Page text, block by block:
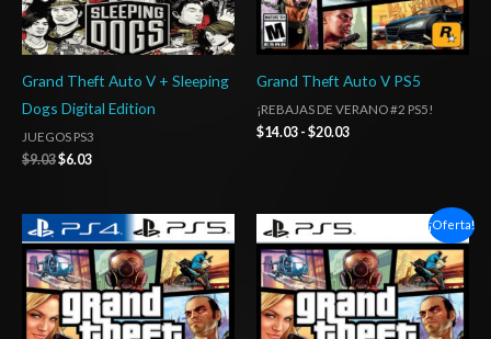
Grand Theft Auto V + Sleeping
Dogs Digital Edition
JUEGOS PS3
$9.03$6.03
Grand Theft Auto V PS5
¡REBAJAS DE VERANO #2 PS5!
$14.03 - $20.03
Rango
de
precios:
desde
$4.00
hasta
$7.00
¡Oferta!
Rango
de
precios:
desde
$4.00
hasta
$7.00